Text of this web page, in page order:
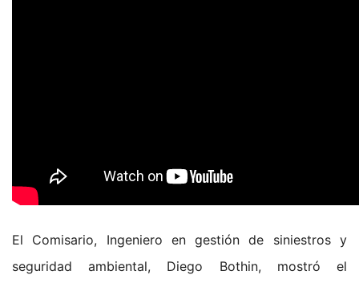
El Comisario, Ingeniero en gestión de siniestros y
seguridad ambiental, Diego Bothin, mostró el